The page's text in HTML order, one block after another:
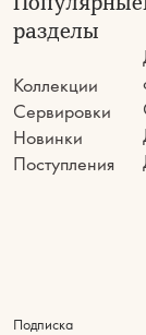
разделы
Коллекции
Сервировки
Новинки
Поступления
Подписка